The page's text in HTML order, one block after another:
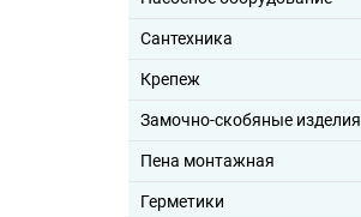
Сантехника
Крепеж
Замочно-скобяные изделия
Пена монтажная
Герметики